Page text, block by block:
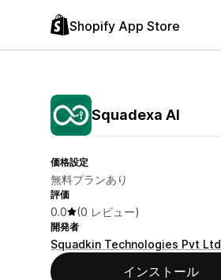
Shopify App Store
Squadexa AI
価格設定
無料プランあり
評価
0.0 (0 レビュー)
開発者
Squadkin Technologies Pvt Ltd
インストール